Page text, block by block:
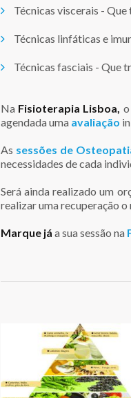
Técnicas viscerais -
Técnicas linfáticas e
Técnicas fasciais - Que
Na Fisioterapia Lisboa, o
agendada uma avaliação
As sessões de
necessidades de cada
Será ainda realizado um
realizar uma recuperação
Marque já a sua sessão na